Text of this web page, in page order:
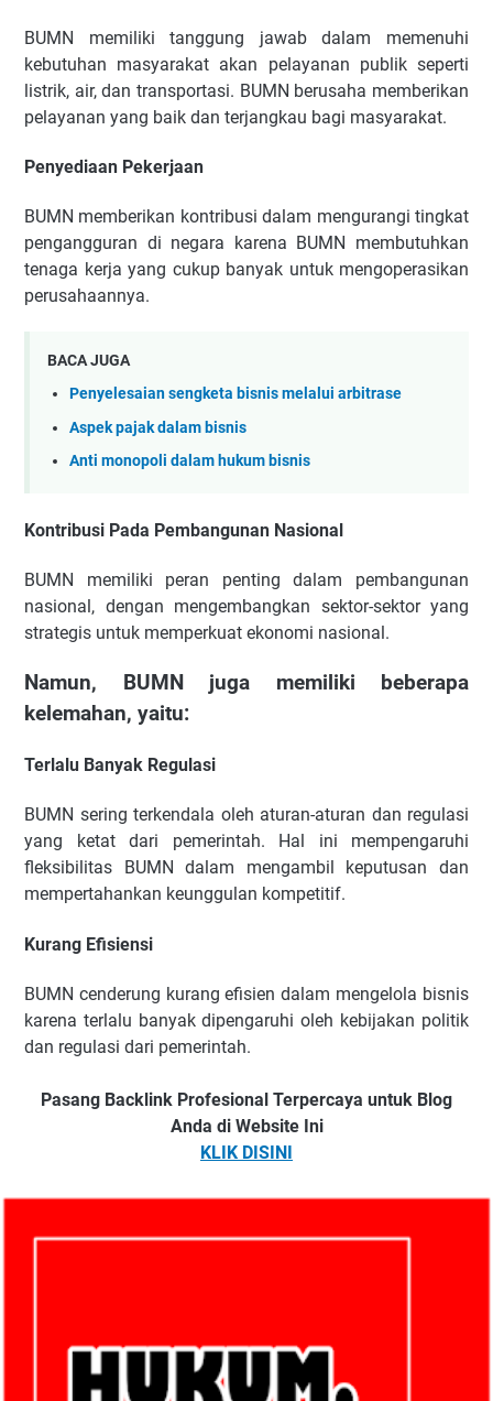
BUMN memiliki tanggung jawab dalam memenuhi
kebutuhan masyarakat akan pelayanan publik seperti
listrik, air, dan transportasi. BUMN berusaha memberikan
pelayanan yang baik dan terjangkau bagi masyarakat.
Penyediaan Pekerjaan
BUMN memberikan kontribusi dalam mengurangi tingkat
pengangguran di negara karena BUMN membutuhkan
tenaga kerja yang cukup banyak untuk mengoperasikan
perusahaannya.
BACA JUGA
Penyelesaian sengketa bisnis melalui arbitrase
Aspek pajak dalam bisnis
Anti monopoli dalam hukum bisnis
Kontribusi Pada Pembangunan Nasional
BUMN memiliki peran penting dalam pembangunan
nasional, dengan mengembangkan sektor-sektor yang
strategis untuk memperkuat ekonomi nasional.
Namun, BUMN juga memiliki beberapa
kelemahan, yaitu:
Terlalu Banyak Regulasi
BUMN sering terkendala oleh aturan-aturan dan regulasi
yang ketat dari pemerintah. Hal ini mempengaruhi
fleksibilitas BUMN dalam mengambil keputusan dan
mempertahankan keunggulan kompetitif.
Kurang Efisiensi
BUMN cenderung kurang efisien dalam mengelola bisnis
karena terlalu banyak dipengaruhi oleh kebijakan politik
dan regulasi dari pemerintah.
Pasang Backlink Profesional Terpercaya untuk Blog
Anda di Website Ini
KLIK DISINI